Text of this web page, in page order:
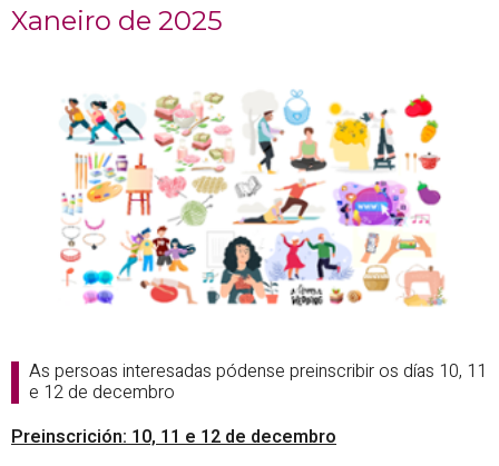
Xaneiro de 2025
As persoas interesadas pódense preinscribir os días 10, 11
e 12 de decembro
Preinscrición: 10, 11 e 12 de decembro